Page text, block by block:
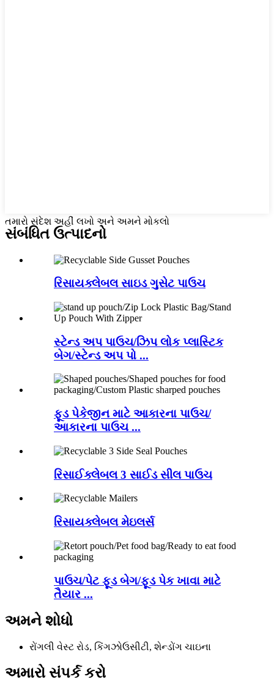
તમારો સંદેશ અહીં લખો અને અમને મોકલો
સંબંધિત ઉત્પાદનો
રિસાયક્લેબલ સાઇડ ગુસેટ પાઉચ
સ્ટેન્ડ અપ પાઉચ/ઝિપ લોક પ્લાસ્ટિક
બેગ/સ્ટેન્ડ અપ પો ...
ફૂડ પેકેજીન માટે આકારના પાઉચ/
આકારના પાઉચ ...
રિસાઈક્લેબલ 3 સાઈડ સીલ પાઉચ
રિસાયક્લેબલ મેઇલર્સ
પાઉચ/પેટ ફૂડ બેગ/ફૂડ પેક ખાવા માટે
તૈયાર ...
અમને શોધો
રોંગલી વેસ્ટ રોડ, કિંગઝોઉસીટી, શેન્ડોંગ ચાઇના
અમારો સંપર્ક કરો